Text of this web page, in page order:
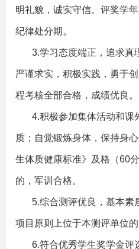
明礼貌，诚实守信。评奖学
纪律处分期。
3.学习态度端正，追求真
严谨求实，积极实践，勇于
程考核全部合格，成绩优良。
4.积极参加集体活动和课
质；自觉锻炼身体，保持身
生体质健康标准》及格（60
的，军训合格。
5.综合测评优良，基本素
项目原则上位于本测评单位
6.符合优秀学生奖学金评